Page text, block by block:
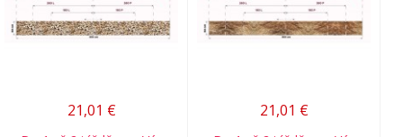
21,01 € 21,01 €